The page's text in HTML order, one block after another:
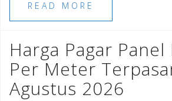
e
b
o
o
k
e
r
l
dI
n st
READ MORE
Harga Pagar
Per Meter
Agustus 2026